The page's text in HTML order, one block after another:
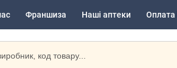
Франшиза Наші аптеки Оплата